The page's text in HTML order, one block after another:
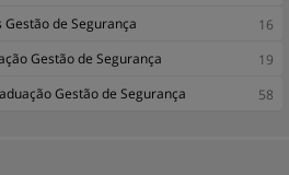
Gestão de Segurança
16
Gestão de Segurança
19
Gestão de Segurança
58